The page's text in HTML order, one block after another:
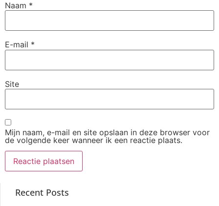
Naam *
E-mail *
Site
Mijn naam, e-mail en site opslaan in deze browser voor
de volgende keer wanneer ik een reactie plaats.
Recent Posts